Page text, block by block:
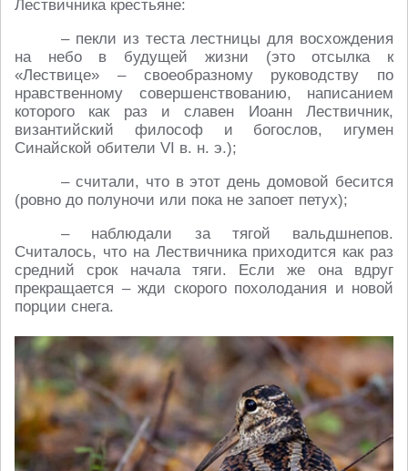
Лествичника крестьяне:
– пекли из теста лестницы для восхождения
на небо в будущей жизни (это отсылка к
«Лествице» – своеобразному руководству по
нравственному совершенствованию, написанием
которого как раз и славен Иоанн Лествичник,
византийский философ и богослов, игумен
Синайской обители VI в. н. э.);
– считали, что в этот день домовой бесится
(ровно до полуночи или пока не запоет петух);
– наблюдали за тягой вальдшнепов.
Считалось, что на Лествичника приходится как раз
средний срок начала тяги. Если же она вдруг
прекращается – жди скорого похолодания и новой
порции снега.